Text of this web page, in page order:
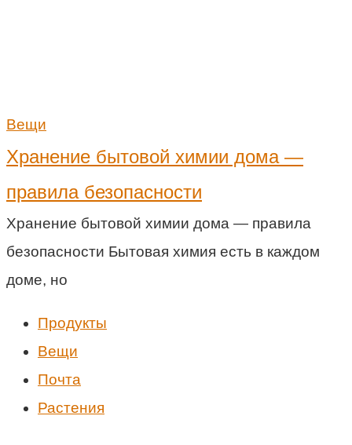
Вещи
Хранение бытовой химии дома —
правила безопасности
Хранение бытовой химии дома — правила
безопасности Бытовая химия есть в каждом
доме, но
Продукты
Вещи
Почта
Растения